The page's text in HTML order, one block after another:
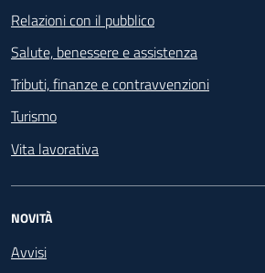
Relazioni con il pubblico
Salute, benessere e assistenza
Tributi, finanze e contravvenzioni
Turismo
Vita lavorativa
NOVITÀ
Avvisi